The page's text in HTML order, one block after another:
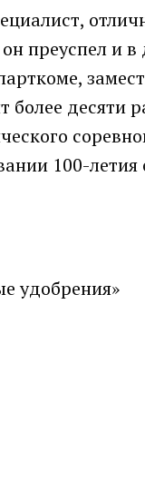
преуспел и
десяти
100-
удобрения»